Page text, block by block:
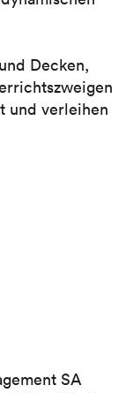
Decken,
und verleihen
SA